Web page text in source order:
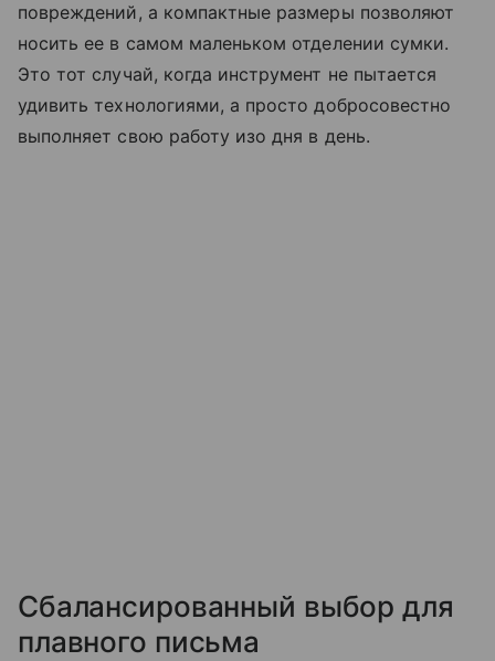
повреждений, а компактные размеры позволяют
носить ее в самом маленьком отделении сумки.
Это тот случай, когда инструмент не пытается
удивить технологиями, а просто добросовестно
выполняет свою работу изо дня в день.
Сбалансированный выбор для
плавного письма